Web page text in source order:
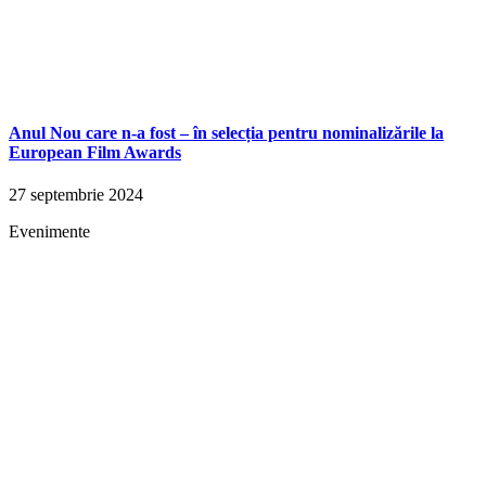
Anul Nou care n-a fost – în selecția pentru nominalizările la
European Film Awards
27 septembrie 2024
Evenimente